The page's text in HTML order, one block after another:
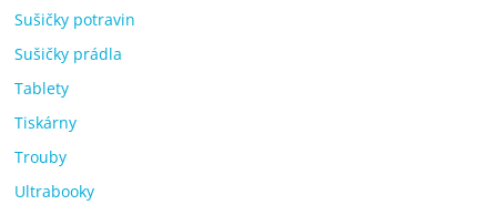
Sušičky potravin
Sušičky prádla
Tablety
Tiskárny
Trouby
Ultrabooky